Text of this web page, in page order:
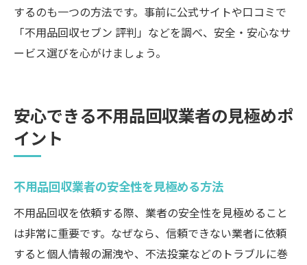
するのも一つの方法です。事前に公式サイトや口コミで
「不用品回収セブン 評判」などを調べ、安全・安心なサ
ービス選びを心がけましょう。
安心できる不用品回収業者の見極めポ
イント
不用品回収業者の安全性を見極める方法
不用品回収を依頼する際、業者の安全性を見極めること
は非常に重要です。なぜなら、信頼できない業者に依頼
すると個人情報の漏洩や、不法投棄などのトラブルに巻